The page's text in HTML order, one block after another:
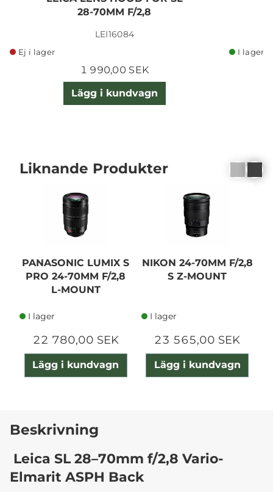
28-70MM F/2,8
LEI16084
Ej i lager
1 990,00 SEK
Lägg i kundvagn
I lager
Liknande Produkter
PANASONIC LUMIX S
PRO 24-70MM F/2,8
L-MOUNT
I lager
22 780,00 SEK
Lägg i kundvagn
NIKON 24-70MM F/2,8
S Z-MOUNT
I lager
23 565,00 SEK
Lägg i kundvagn
Beskrivning
Leica SL 28–70mm f/2,8 Vario-
Elmarit ASPH Back